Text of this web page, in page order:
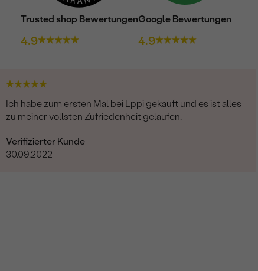
Trusted shop Bewertungen
4.9
Google Bewertungen
4.9
Ich habe zum ersten Mal bei Eppi gekauft und es ist alles
zu meiner vollsten Zufriedenheit gelaufen.
Verifizierter Kunde
30.09.2022